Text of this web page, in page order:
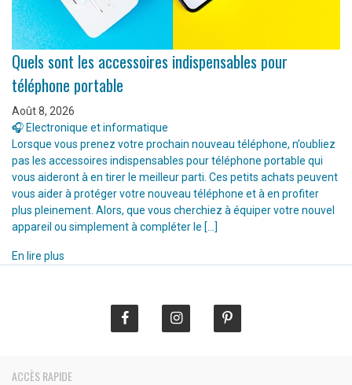
Quels sont les accessoires indispensables pour
téléphone portable
Août 8, 2026
🎧 Electronique et informatique
Lorsque vous prenez votre prochain nouveau téléphone, n’oubliez
pas les accessoires indispensables pour téléphone portable qui
vous aideront à en tirer le meilleur parti. Ces petits achats peuvent
vous aider à protéger votre nouveau téléphone et à en profiter
plus pleinement. Alors, que vous cherchiez à équiper votre nouvel
appareil ou simplement à compléter le […]
En lire plus
ACCÈS RAPIDE